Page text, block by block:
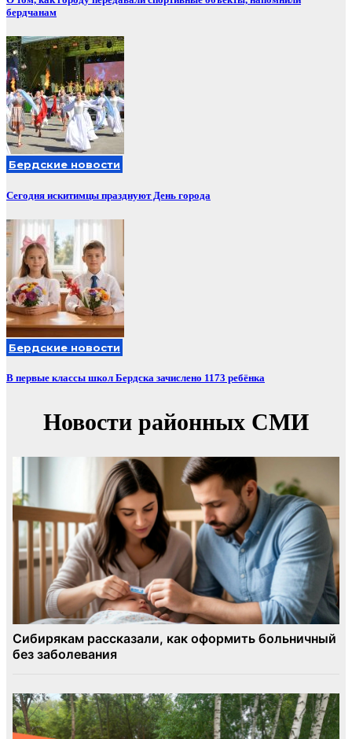
бердчанам
Бердские новости
Сегодня искитимцы празднуют День города
Бердские новости
В первые классы школ Бердска зачислено 1173 ребёнка